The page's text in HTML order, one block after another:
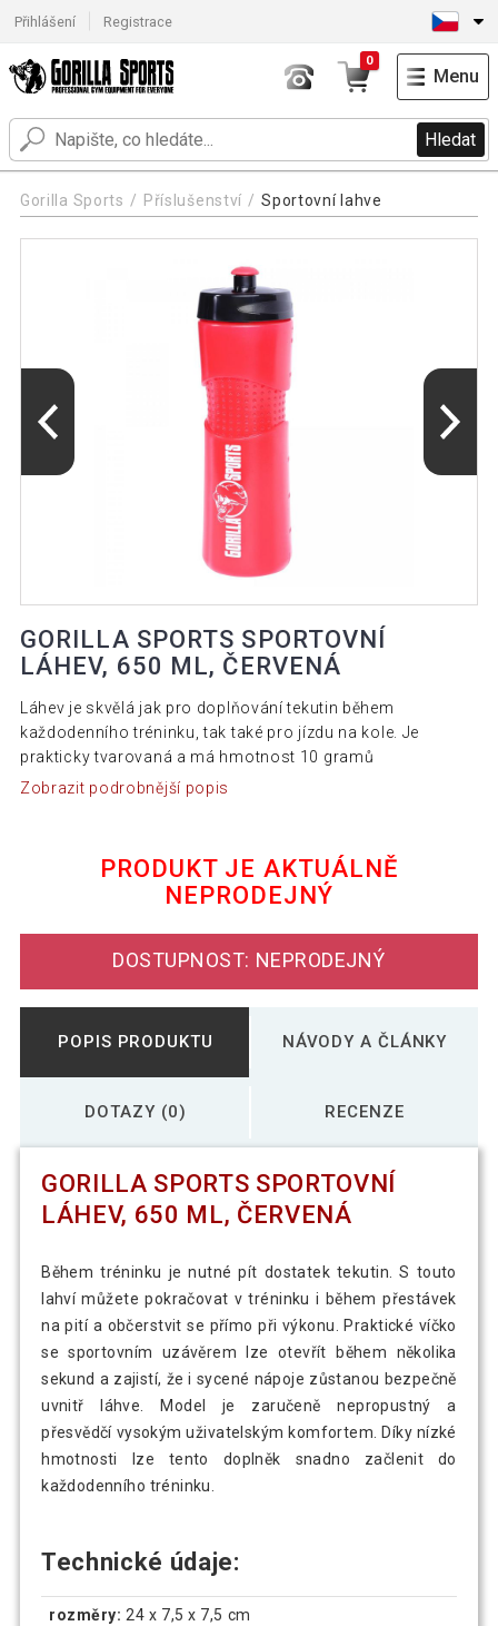
Přihlášení Registrace
Hledat
0
Menu
Gorilla Sports Příslušenství Sportovní lahve
GORILLA SPORTS SPORTOVNÍ
LÁHEV, 650 ML, ČERVENÁ
Láhev je skvělá jak pro doplňování tekutin během
každodenního tréninku, tak také pro jízdu na kole. Je
prakticky tvarovaná a má hmotnost 10 gramů
Zobrazit podrobnější popis
PRODUKT JE AKTUÁLNĚ
NEPRODEJNÝ
DOSTUPNOST: NEPRODEJNÝ
POPIS PRODUKTU NÁVODY A ČLÁNKY
DOTAZY (0) RECENZE
GORILLA SPORTS SPORTOVNÍ
LÁHEV, 650 ML, ČERVENÁ
Během tréninku je nutné pít dostatek tekutin. S touto
lahví můžete pokračovat v tréninku i během přestávek
na pití a občerstvit se přímo při výkonu. Praktické víčko
se sportovním uzávěrem lze otevřít během několika
sekund a zajistí, že i sycené nápoje zůstanou bezpečně
uvnitř láhve. Model je zaručeně nepropustný a
přesvědčí vysokým uživatelským komfortem. Díky nízké
hmotnosti lze tento doplněk snadno začlenit do
každodenního tréninku.
Technické údaje:
rozměry: 24 x 7,5 x 7,5 cm